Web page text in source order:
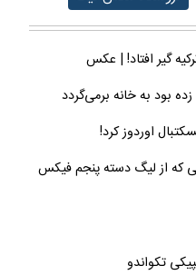
گیر افتاد! | عکس
بود به خانه برمی‌گردد
۱۸ ماه؛ بازیکنی که از لیگ دسته پنجم فیکس
تکواندو